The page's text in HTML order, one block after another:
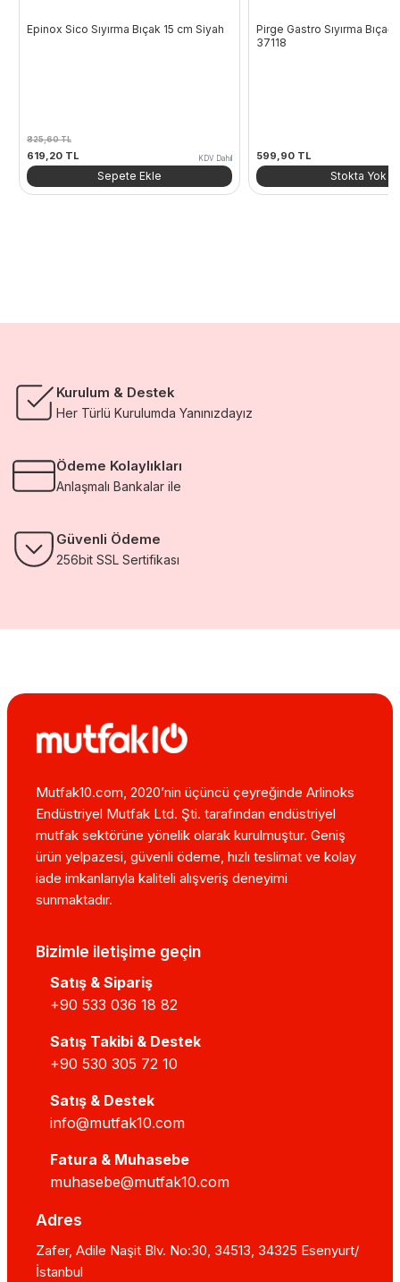
Epinox Sico Sıyırma Bıçak 15 cm Siyah
825,60TL
Orijinal
fiyat:
825,60 TL.
619,20 TLŞu
andaki
fiyat:
KDV Dahil
Sepete Ekle
Pirge Gastro Sıyırma
37118
599,90 TL
Stokta Yok
Kurulum & Destek
Her Türlü Kurulumda Yanınızdayız
Ödeme Kolaylıkları
Anlaşmalı Bankalar ile
Güvenli Ödeme
256bit SSL Sertifikası
Mutfak10.com, 2020’nin üçüncü çeyreğinde Arlinoks
Endüstriyel Mutfak Ltd. Şti. tarafından endüstriyel
mutfak sektörüne yönelik olarak kurulmuştur. Geniş
ürün yelpazesi, güvenli ödeme, hızlı teslimat ve kolay
iade imkanlarıyla kaliteli alışveriş deneyimi
sunmaktadır.
Bizimle iletişime geçin
Satış & Sipariş
+90 533 036 18 82
Satış Takibi & Destek
+90 530 305 72 10
Satış & Destek
info@mutfak10.com
Fatura & Muhasebe
muhasebe@mutfak10.com
Adres
Zafer, Adile Naşit Blv. No:30, 34513, 34325 Esenyurt/
İstanbul